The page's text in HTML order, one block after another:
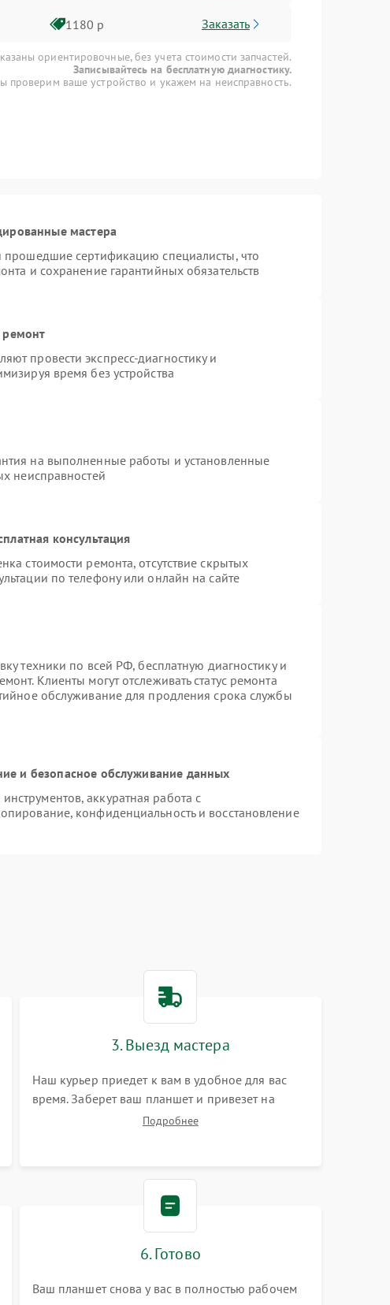
1180 р Заказать
ориентировочные, без учета стоимости запчастей.
Записывайтесь на бесплатную диагностику.
проверим ваше устройство и укажем на неисправность.
мастера
прошедшие сертификацию специалисты, что
и сохранение гарантийных обязательств
ремонт
провести экспресс-диагностику и
время без устройства
на выполненные работы и установленные
неисправностей
консультация
стоимости ремонта, отсутствие скрытых
по телефону или онлайн на сайте
техники по всей РФ, бесплатную диагностику и
Клиенты могут отслеживать статус ремонта
обслуживание для продления срока службы
и безопасное обслуживание данных
аккуратная работа с
конфиденциальность и восстановление
3. Выезд мастера
Наш курьер приедет к вам в удобное для вас
время. Заберет ваш планшет и привезет на
склад для диагностики.Подробнее
6. Готово
Ваш планшет снова у вас в полностью рабочем